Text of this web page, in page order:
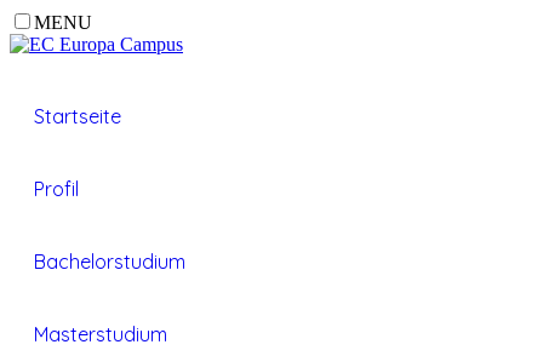
MENU
Startseite
Profil
Bachelorstudium
Masterstudium